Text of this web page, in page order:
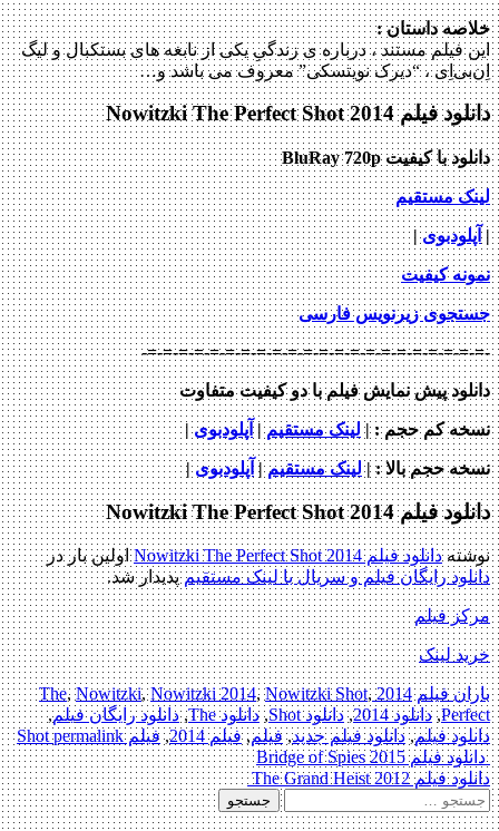
خلاصه داستان :
این فیلم مستند ، درباره ی زندگیِ یکی از نابغه های بستکبال و لیگ
اِن‌بی‌اِی ، “دیرک نویتسکی” معروف می باشد و…
دانلود فیلم Nowitzki The Perfect Shot 2014
دانلود با کیفیت BluRay 720p
لینک مستقیم
| آپلودبوی|
نمونه کیفیت
جستجوی زیرنویس فارسی
-=-=-=-=-=-=-=-=-=-=-=-=-=-=-=-=-=-=-=-=-=-=-
دانلود پیش نمایش فیلم با دو کیفیت متفاوت
نسخه کم حجم: | لینک مستقیم| آپلودبوی|
نسخه حجم بالا: |لینک مستقیم| آپلودبوی|
دانلود فیلم Nowitzki The Perfect Shot 2014
نوشتهدانلود فیلم Nowitzki The Perfect Shot 2014
اولین بار در
دانلود رایگان فیلم و سریال با لینک مستقیمپدیدار شد.
مرکز فیلم
خرید لینک
باران فیلم 2014 The
,Nowitzki,Nowitzki 2014,Nowitzki Shot,
Perfect
, دانلود 2014 ,دانلود Shot , دانلود The ,دانلود رایگان فیلم,
دانلود فیلم,دانلود فیلم جدید, فیلم,فیلم 2014 , فیلم Shotpermalink
Post
navigation
دانلود فیلم Bridge of Spies 2015
دانلود فیلم The Grand Heist 2012
جستجو
برای: